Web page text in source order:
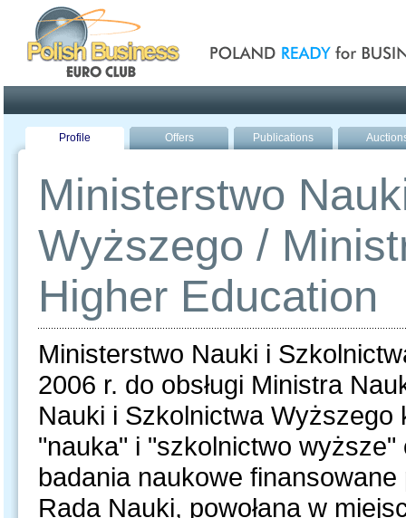
Profile Offers Publications
Ministerstwo
Wyższego /
Higher Education
Ministerstwo Nauki i
2006 r. do obsługi Ministra
Nauki i Szkolnictwa Wyższego
"nauka" i "szkolnictwo
badania naukowe finansowane
Rada Nauki, powołana w